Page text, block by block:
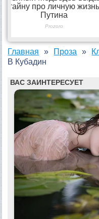
Главная Проза
В Кубадин